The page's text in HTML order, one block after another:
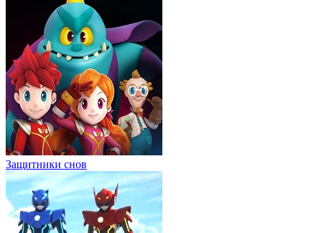
Защитники снов